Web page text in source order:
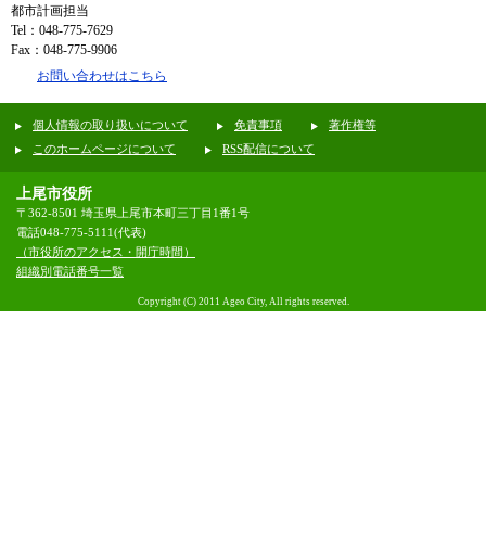
都市計画担当
Tel：048-775-7629
Fax：048-775-9906
お問い合わせはこちら
個人情報の取り扱いについて 免責事項
著作権等
このホームページについて
RSS配信について
上尾市役所
〒362-8501 埼玉県上尾市本町三丁目1番1号
電話048-775-5111(代表)
（市役所のアクセス・開庁時間）
組織別電話番号一覧
Copyright (C) 2011 Ageo City, All rights reserved.